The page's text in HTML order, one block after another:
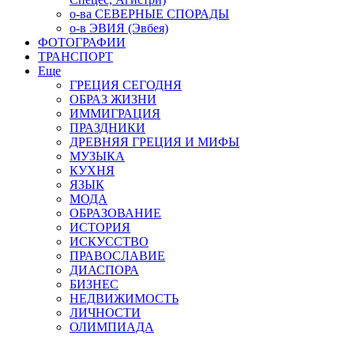
о-ва СЕВЕРНЫЕ СПОРАДЫ
о-в ЭВИЯ (Эвбея)
ФОТОГРАФИИ
ТРАНСПОРТ
Еще
ГРЕЦИЯ СЕГОДНЯ
ОБРАЗ ЖИЗНИ
ИММИГРАЦИЯ
ПРАЗДНИКИ
ДРЕВНЯЯ ГРЕЦИЯ И МИФЫ
МУЗЫКА
КУХНЯ
ЯЗЫК
МОДА
ОБРАЗОВАНИЕ
ИСТОРИЯ
ИСКУССТВО
ПРАВОСЛАВИЕ
ДИАСПОРА
БИЗНЕС
НЕДВИЖИМОСТЬ
ЛИЧНОСТИ
ОЛИМПИАДА